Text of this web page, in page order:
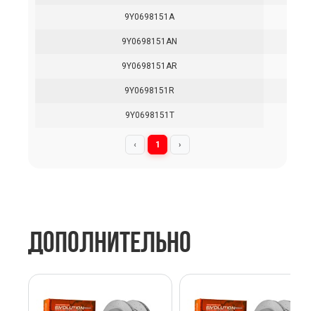
9Y0698151A
9Y0698151AN
9Y0698151AR
9Y0698151R
9Y0698151T
‹ 1 ›
ДОПОЛНИТЕЛЬНО